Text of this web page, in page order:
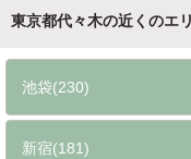
東京都代々木の近くのエ
池袋(230)
新宿(181)